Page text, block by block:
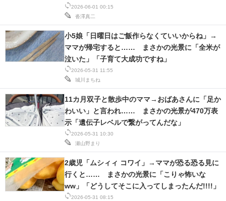
2026-06-01 00:15
沓澤真二
2026-05-31 11:55
城川まちね
小5娘「日曜日はご飯作らなくていいからね」→
ママが帰宅すると…… まさかの光景に「全米が
泣いた」「子育て大成功ですね」
2026-05-31 10:30
瀬山野まり
11カ月双子と散歩中のママ→おばあさんに「足か
わいい」と言われ…… まさかの光景が470万表
示「遺伝子レベルで繋がってんだな」
2026-05-31 08:15
2歳児「ムシィィ コワイ」→ママが恐る恐る見に
行くと…… まさかの光景に「こりゃ怖いな
ww」「どうしてそこに入ってしまったんだ!!!!」